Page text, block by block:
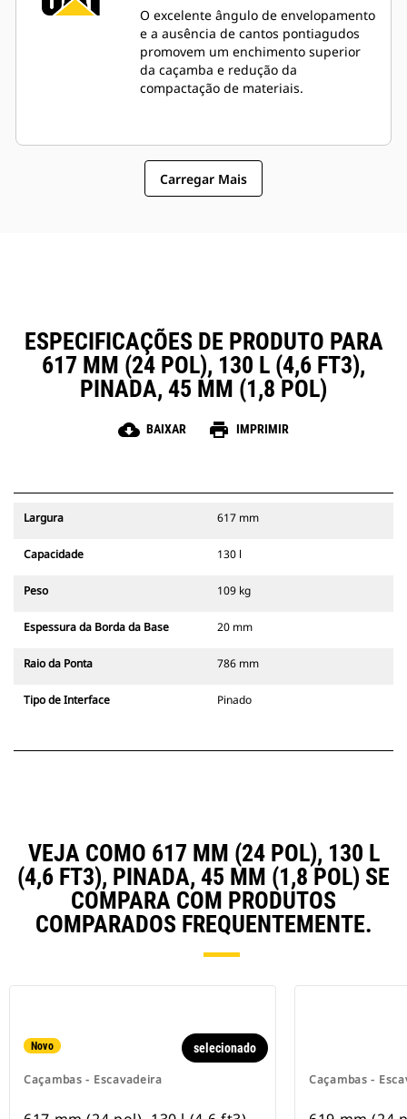
O excelente ângulo de envelopamento
e a ausência de cantos pontiagudos
promovem um enchimento superior
da caçamba e redução da
compactação de materiais.
Carregar Mais
ESPECIFICAÇÕES DE PRODUTO PARA
617 MM (24 POL), 130 L (4,6 FT3),
PINADA, 45 MM (1,8 POL)
cloud_download BAIXAR print IMPRIMIR
Largura 617 mm
Capacidade 130 l
Peso 109 kg
Espessura da Borda da Base 20 mm
Raio da Ponta 786 mm
Tipo de Interface Pinado
VEJA COMO 617 MM (24 POL), 130 L
(4,6 FT3), PINADA, 45 MM (1,8 POL) SE
COMPARA COM PRODUTOS
COMPARADOS FREQUENTEMENTE.
Novo
Caçambas - Escavadeira
selecionado
Caçambas -